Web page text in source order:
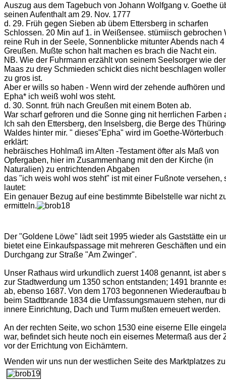
Auszug aus dem Tagebuch von Johann Wolfgang v. Goethe
seinen Aufenthalt am 29. Nov. 1777
d. 29. Früh gegen Sieben ab übem Ettersberg in scharfen
Schlossen. 20 Min auf 1. in Weißensee. stümiisch gebrochen
reine Ruh in der Seele, Sonnenblicke mitunter Abends nach 4
Greußen. Mußte schon halt machen es brach die Nacht ein.
NB. Wie der Fuhrmann erzählt von seinem Seelsorger wie
Maas zu drey Schmieden schickt dies nicht beschlagen
zu gros ist.
Aber er wills so haben - Wenn wird der zehende aufhören
Epha* ich weiß wohl wos steht.
d. 30. Sonnt. früh nach Greußen mit einem Boten ab.
War scharf gefroren und die Sonne ging nit herrlichen Farben
Ich sah den Ettersberg, den Inselsberg, die Berge des
Waldes hinter mir. " dieses"Epha" wird im Goethe-Wörterbuch
erklärt:
hebräisches Hohlmaß im Alten -Testament öfter als Maß von
Opfergaben, hier im Zusammenhang mit den der Kirche (in
Naturalien) zu entrichtenden Abgaben
das "ich weis wohl wos steht" ist mit einer Fußnote versehen,
lautet:
Ein genauer Bezug auf eine bestimmte Bibelstelle war nicht
ermitteln.
Der "Goldene Löwe" lädt seit 1995 wieder als Gaststätte ein
bietet eine Einkaufspassage mit mehreren Geschäften und
Durchgang zur Straße "Am Zwinger".
Unser Rathaus wird urkundlich zuerst 1408 genannt, ist aber
zur Stadtwerdung um 1350 schon entstanden; 1491 brannte
ab, ebenso 1687. Von dem 1703 begonnenen Wiederaufbau
beim Stadtbrande 1834 die Umfassungsmauern stehen, nur
innere Einrichtung, Dach und Turm mußten erneuert werden.
An der rechten Seite, wo schon 1530 eine eiserne Elle
war, befindet sich heute noch ein eisernes Metermaß aus der
vor der Errichtung von Eichämtern.
Wenden wir uns nun der westlichen Seite des Marktplatzes